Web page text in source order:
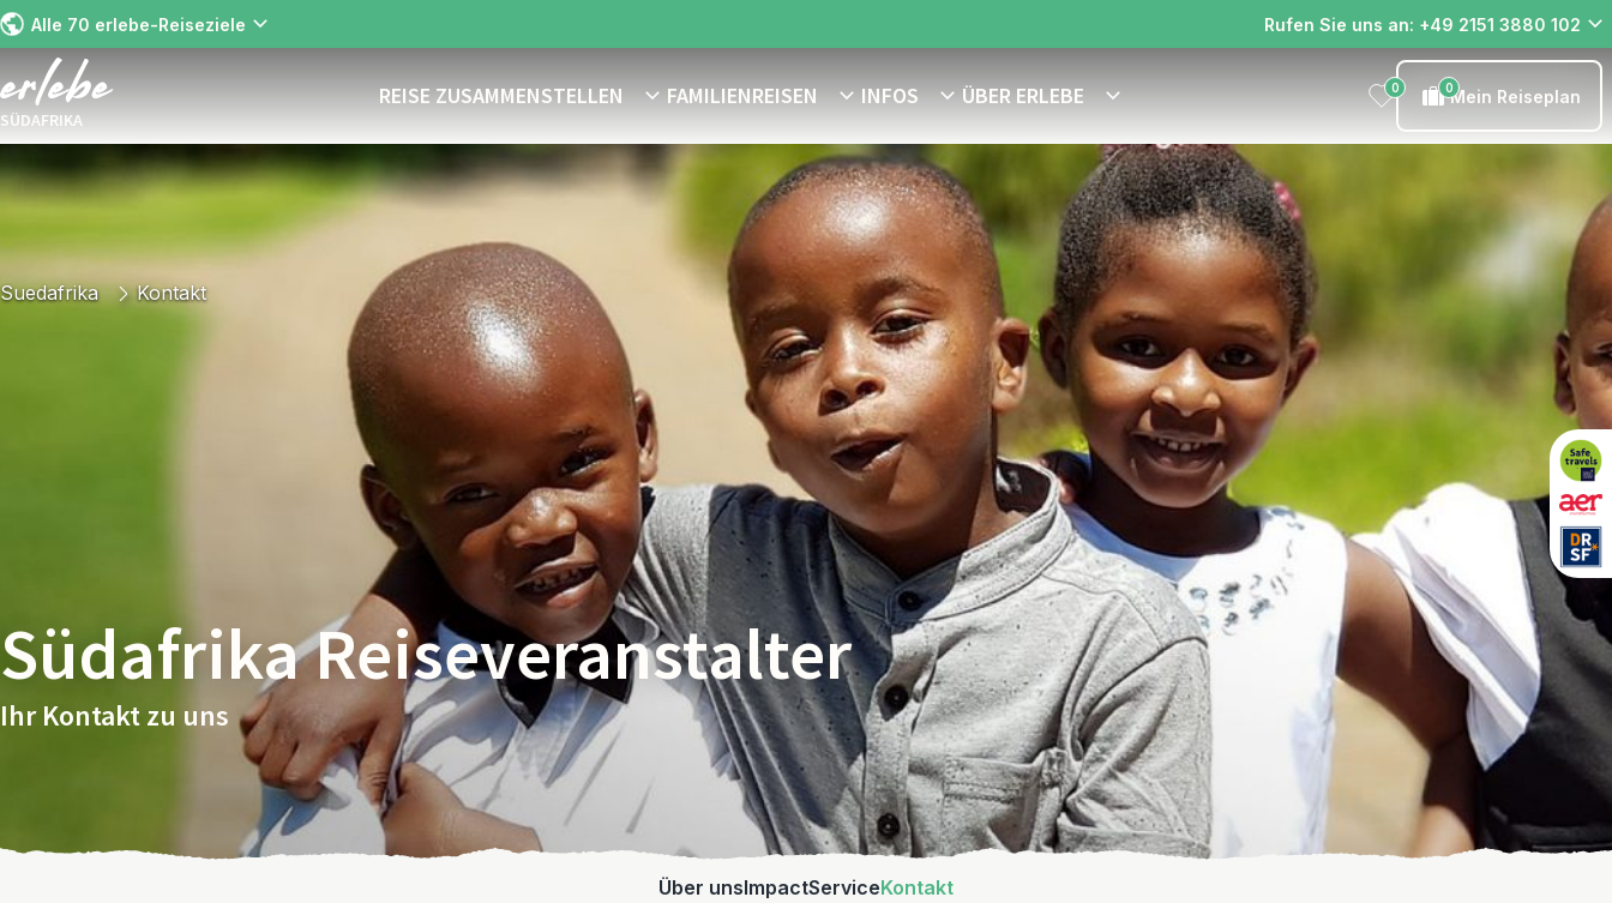
Alle 70 erlebe-Reiseziele Rufen Sie uns an: +49 2151 3880 102
SÜDAFRIKA
REISE ZUSAMMENSTELLEN FAMILIENREISEN INFOS ÜBER ERLEBE 0 0Mein Reiseplan
Suedafrika Kontakt
Südafrika Reiseveranstalter
Ihr Kontakt zu uns
Über unsImpactServiceKontakt